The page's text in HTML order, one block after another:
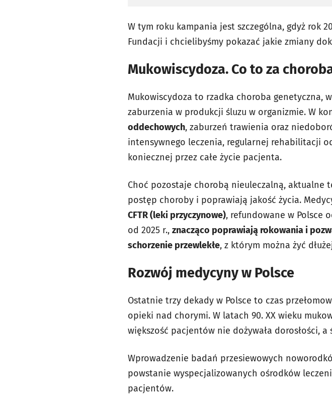
W tym roku kampania jest szczególna, gdyż rok
Fundacji i chcielibyśmy pokazać jakie zmiany
Mukowiscydoza. Co to za
Mukowiscydoza to rzadka choroba genetyczna,
zaburzenia w produkcji śluzu w organizmie. W
oddechowych, zaburzeń trawienia oraz
intensywnego leczenia, regularnej rehabilitacji
koniecznej przez całe życie pacjenta.
Choć pozostaje chorobą nieuleczalną, aktualne
postęp choroby i poprawiają jakość życia.
CFTR (leki przyczynowe), refundowane w Polsce
od 2025 r., znacząco poprawiają rokowania i
schorzenie przewlekłe, z którym można żyć
Rozwój medycyny w Polsce
Ostatnie trzy dekady w Polsce to czas
opieki nad chorymi. W latach 90. XX wieku
większość pacjentów nie dożywała dorosłości,
Wprowadzenie badań przesiewowych
powstanie wyspecjalizowanych ośrodków
pacjentów.